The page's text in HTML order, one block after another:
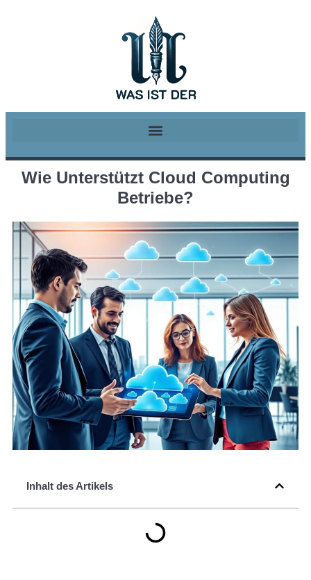
Wie Unterstützt Cloud Computing
Betriebe?
Inhalt des Artikels